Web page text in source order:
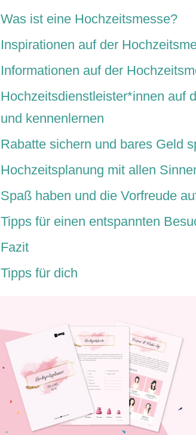
Was ist eine Hochzeitsmesse?
Inspirationen auf der
Informationen auf der
Hochzeitsdienstleister*innen auf
und kennenlernen
Rabatte sichern und bares Geld
Hochzeitsplanung mit allen
Spaß haben und die Vorfreude
Tipps für einen entspannten
Fazit
Tipps für dich